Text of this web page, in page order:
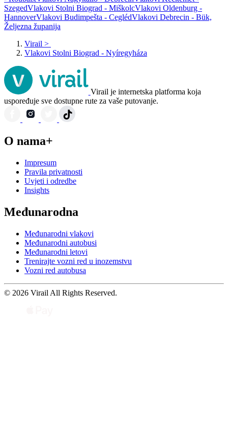
SzegedVlakovi Stolni Biograd - MiškolcVlakovi Oldenburg -
HannoverVlakovi Budimpešta - CeglédVlakovi Debrecin - Bük,
Željezna županija
Virail >
Vlakovi Stolni Biograd - Nyíregyháza
Virail je internetska platforma koja
uspoređuje sve dostupne rute za vaše putovanje.
O nama+
Impresum
Pravila privatnosti
Uvjeti i odredbe
Insights
Međunarodna
Međunarodni vlakovi
Međunarodni autobusi
Međunarodni letovi
Trenirajte vozni red u inozemstvu
Vozni red autobusa
© 2026 Virail All Rights Reserved.